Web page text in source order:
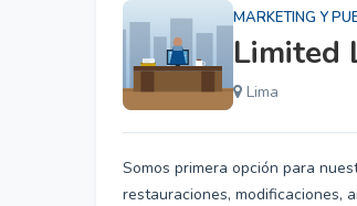
MARKETING Y
Limited
Lima
Somos primera opción para
restauraciones, modificaciones,